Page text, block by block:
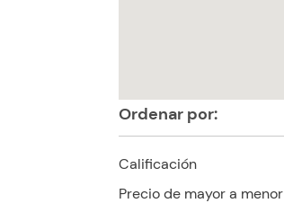
Ordenar por:
Calificación
Precio de mayor a menor